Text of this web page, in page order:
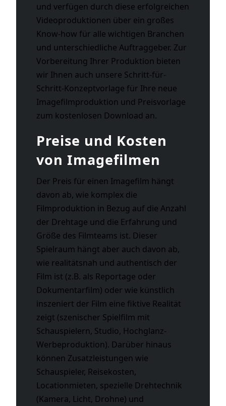
und verfügen durch diese erfolgreichen
Videoproduktionen über ein großes
Know-how für alle wichtigen Branchen
und unterschiedliche Auftraggeber. Zur
Vorbereitung Ihrer Produktion bieten
wir Ihnen auch unsere Schritt-für-
Schritt-Konzeptvorlage für Ihre neue
Imagefilmproduktion und Preisvorlage
zum kostenlosen Download an.
Preise und Kosten
von Imagefilmen
Der Preis für einen Imagefilm hängt
davon ab, wie komplex die
Filmproduktion in Bezug auf die Anzahl
der Drehtage und die Erfahrung und
Größe des Filmteams ist. Dieser
Spielraum hängt aber auch davon ab,
wie realitätsnah und authentisch der
Film ist (z.B. als Reportage oder
Dokumentarfilm) oder wie künstlich
inszeniert der Film eine fiktive Realität
zeigt (szenischer Spielfilm mit
Schauspielern, Studio, Hochglanz-
Werbeproduktion). Darüber hinaus
können Zusatzleistungen wie
Schauspieler, Reisekosten,
Locationmieten, spezielle Drehtechnik
(Kamera, Licht, Drohne) und